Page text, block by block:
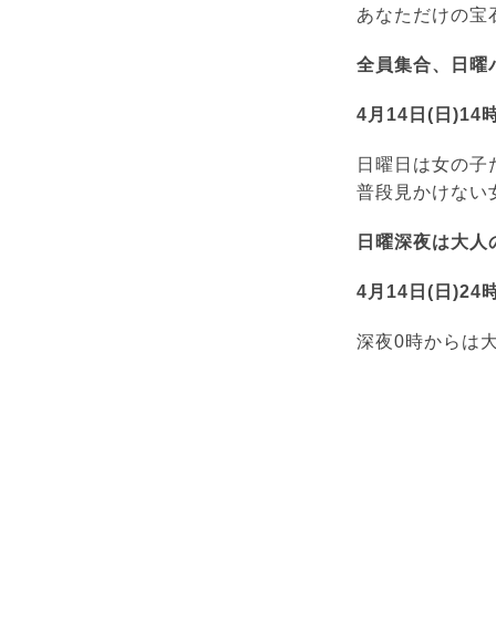
あなただけの宝
全員集合、日曜
4月14日(日)14
日曜日は女の子
普段見かけない
日曜深夜は大
4月14日(日)24
深夜0時からは